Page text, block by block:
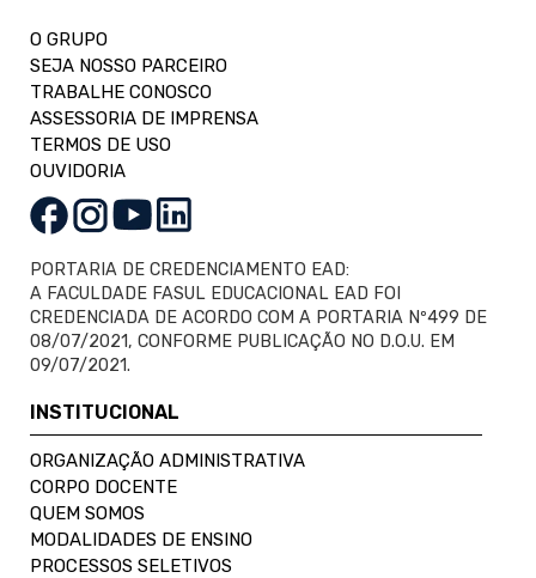
O GRUPO
SEJA NOSSO PARCEIRO
TRABALHE CONOSCO
ASSESSORIA DE IMPRENSA
TERMOS DE USO
OUVIDORIA
PORTARIA DE CREDENCIAMENTO EAD:
A FACULDADE FASUL EDUCACIONAL EAD FOI
CREDENCIADA DE ACORDO COM A PORTARIA Nº499 DE
08/07/2021, CONFORME PUBLICAÇÃO NO D.O.U. EM
09/07/2021.
INSTITUCIONAL
ORGANIZAÇÃO ADMINISTRATIVA
CORPO DOCENTE
QUEM SOMOS
MODALIDADES DE ENSINO
PROCESSOS SELETIVOS